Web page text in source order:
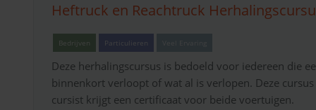
Heftruck en Reachtruck
Bedrijven Particulieren
Deze herhalingscursus is bedoeld voor iedereen die
binnenkort verloopt of wat al is verlopen. Deze
cursist krijgt een certificaat voor beide voertuigen.